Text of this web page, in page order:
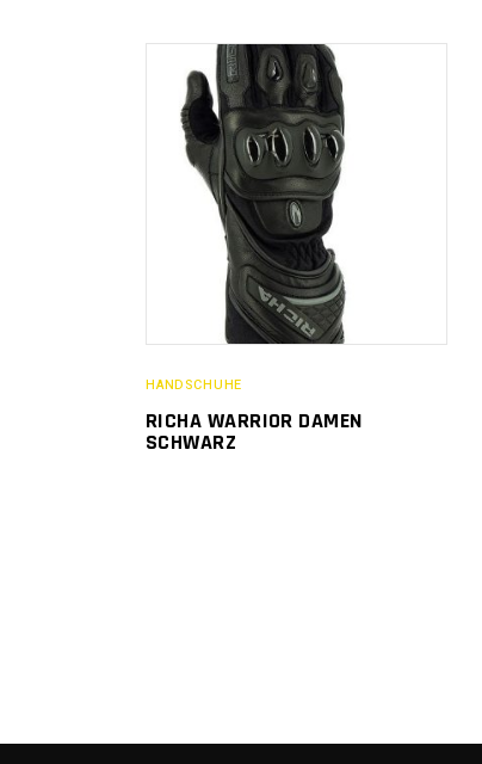
HANDSCHUHE
RICHA WARRIOR DAMEN
SCHWARZ